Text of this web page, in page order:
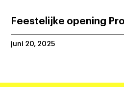
Feestelijke opening
juni 20, 2025